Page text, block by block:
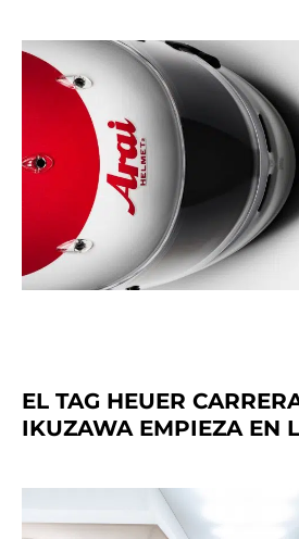
EL TAG HEUER
IKUZAWA EMPIEZA EN